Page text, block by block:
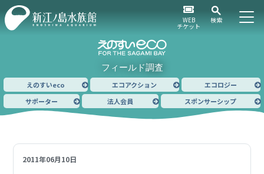
WEB
チケット
検索
フィールド調査
えのすいeco エコアクション
エコロジー
サポーター
法人会員 スポンサーシップ
2011年06月10日